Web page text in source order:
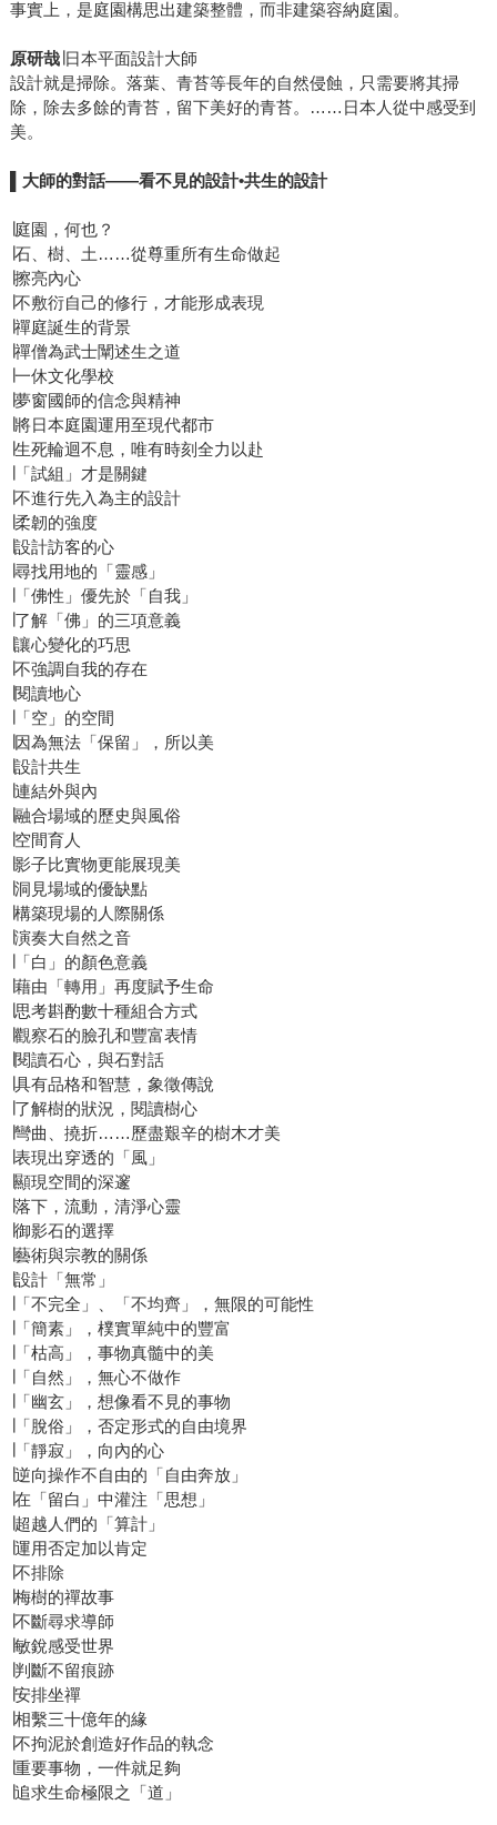
事實上，是庭園構思出建築整體，而非建築容納庭園。
原研哉∣日本平面設計大師
設計就是掃除。落葉、青苔等長年的自然侵蝕，只需要將其掃
除，除去多餘的青苔，留下美好的青苔。……日本人從中感受到
美。
大師的對話――看不見的設計•共生的設計
∣庭園，何也？
∣石、樹、土……從尊重所有生命做起
∣擦亮內心
∣不敷衍自己的修行，才能形成表現
∣禪庭誕生的背景
∣禪僧為武士闡述生之道
∣一休文化學校
∣夢窗國師的信念與精神
∣將日本庭園運用至現代都市
∣生死輪迴不息，唯有時刻全力以赴
∣「試組」才是關鍵
∣不進行先入為主的設計
∣柔韌的強度
∣設計訪客的心
∣尋找用地的「靈感」
∣「佛性」優先於「自我」
∣了解「佛」的三項意義
∣讓心變化的巧思
∣不強調自我的存在
∣閱讀地心
∣「空」的空間
∣因為無法「保留」，所以美
∣設計共生
∣連結外與內
∣融合場域的歷史與風俗
∣空間育人
∣影子比實物更能展現美
∣洞見場域的優缺點
∣構築現場的人際關係
∣演奏大自然之音
∣「白」的顏色意義
∣藉由「轉用」再度賦予生命
∣思考斟酌數十種組合方式
∣觀察石的臉孔和豐富表情
∣閱讀石心，與石對話
∣具有品格和智慧，象徵傳說
∣了解樹的狀況，閱讀樹心
∣彎曲、撓折……歷盡艱辛的樹木才美
∣表現出穿透的「風」
∣顯現空間的深邃
∣落下，流動，清淨心靈
∣御影石的選擇
∣藝術與宗教的關係
∣設計「無常」
∣「不完全」、「不均齊」，無限的可能性
∣「簡素」，樸實單純中的豐富
∣「枯高」，事物真髓中的美
∣「自然」，無心不做作
∣「幽玄」，想像看不見的事物
∣「脫俗」，否定形式的自由境界
∣「靜寂」，向內的心
∣逆向操作不自由的「自由奔放」
∣在「留白」中灌注「思想」
∣超越人們的「算計」
∣運用否定加以肯定
∣不排除
∣梅樹的禪故事
∣不斷尋求導師
∣敏銳感受世界
∣判斷不留痕跡
∣安排坐禪
∣相繫三十億年的緣
∣不拘泥於創造好作品的執念
∣重要事物，一件就足夠
∣追求生命極限之「道」